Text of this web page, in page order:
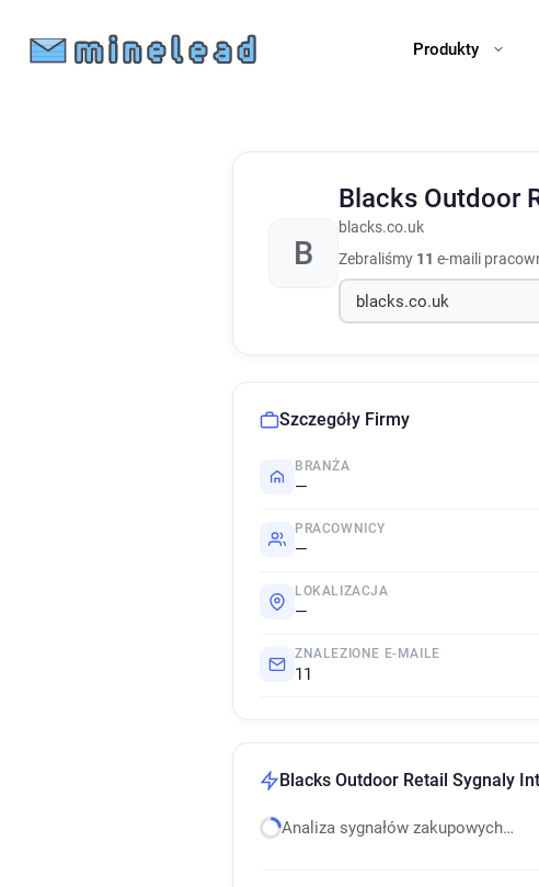
Produkty
B
Blacks Outdoor
blacks.co.uk
Zebraliśmy 11 e-maili
Szczegóły Firmy
BRANŻA
—
PRACOWNICY
—
LOKALIZACJA
—
ZNALEZIONE E-MAILE
11
Blacks Outdoor Retail Sygnaly
Analiza sygnałów zakupowych…